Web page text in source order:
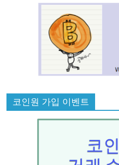
코인원 가입 이벤트